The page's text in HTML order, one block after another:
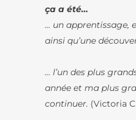
ça a été…
… un apprentissage,
ainsi qu’une
… l’un des plus
année et ma plus
continuer. (Victoria